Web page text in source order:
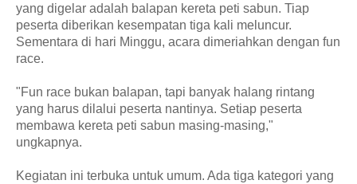
yang digelar adalah balapan kereta peti sabun. Tiap
peserta diberikan kesempatan tiga kali meluncur.
Sementara di hari Minggu, acara dimeriahkan dengan fun
race.
"Fun race bukan balapan, tapi banyak halang rintang
yang harus dilalui peserta nantinya. Setiap peserta
membawa kereta peti sabun masing-masing,"
ungkapnya.
Kegiatan ini terbuka untuk umum. Ada tiga kategori yang